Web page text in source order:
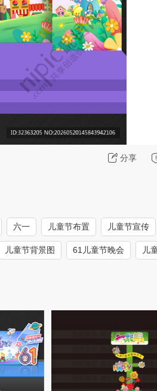
分享
六一 儿童节布置 儿童节宣传
儿童节背景图 61儿童节晚会 儿